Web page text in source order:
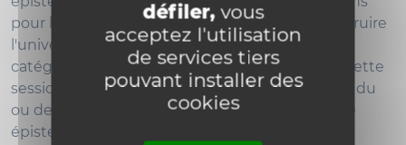
défiler,vous
acceptez l'utilisation
de services tiers
pouvant installer des
cookies
pour la recherche juridique. Comment déconstruire
l'universalisme eurocentré et repenser les
catégories, sources et temporalités du droit ? Cette
session interrogera également la positionnalité du
ou de la chercheur·euse et les enjeux de justice
épistémique dans la production des savoirs